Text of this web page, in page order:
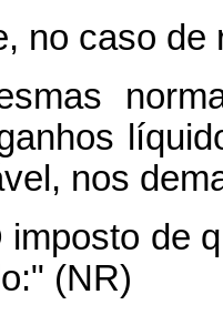
no caso de
nos
imposto de
(NR)